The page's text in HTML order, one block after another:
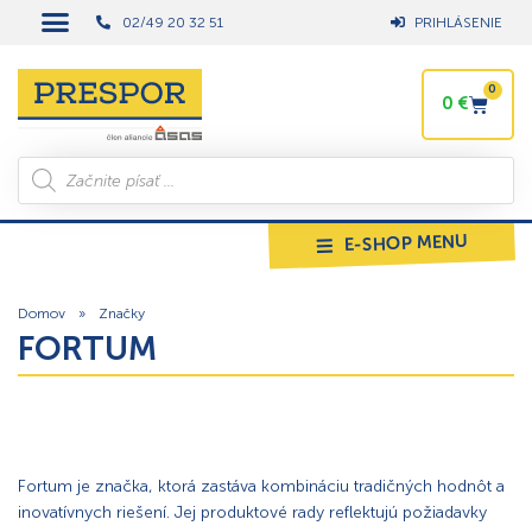
02/49 20 32 51 PRIHLÁSENIE
0 €
0
E-SHOP MENU
Domov » Značky
FORTUM
Fortum je značka, ktorá zastáva kombináciu tradičných hodnôt a
inovatívnych riešení. Jej produktové rady reflektujú požiadavky